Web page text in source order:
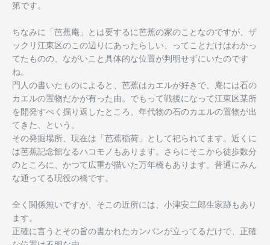
第です。
ちなみに「芭蕉庵」とは要するに芭蕉の家のことなのですが、ザ
ックリ江東区のこの辺りにあったらしい、ってことだけはわかっ
てたものの、ながいこと具体的な位置が判明せずにいたのです
ね。
門人の書いたものによると、芭蕉はカエルが好きで、庵には石の
カエルの置物だかが有った由。でもって戦後になって江東区某所
を開発すべく掘り返したところ、年代物の石のカエルの置物が出
てきた、という。
その発掘場所、現在は「芭蕉稲荷」として祀られてます。近くに
は芭蕉記念館なるハコモノもあります。さらにそこから徒歩数分
のところに、かつて広重が描いた万年橋もあります。普通にみん
な通ってる現役の橋です。
全く関係無いですが、そこの近所には、小津安二郎生家跡もあり
ます。
正確に言うとその旨の書かれたカンバンが立ってるだけで、正確